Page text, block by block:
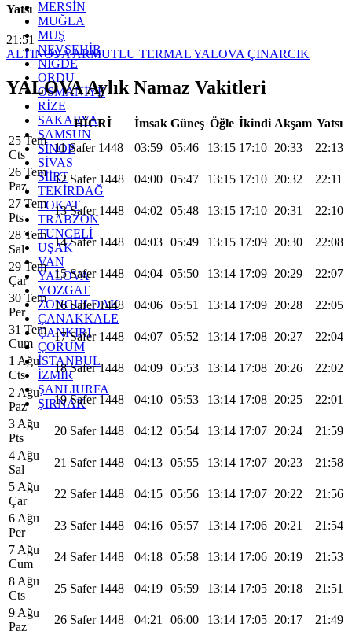
MERSİN
MUĞLA
MUŞ
NEVŞEHİR
NİĞDE
ORDU
OSMANİYE
RİZE
SAKARYA
SAMSUN
SİNOP
SİVAS
SİİRT
TEKİRDAĞ
TOKAT
TRABZON
TUNCELİ
UŞAK
VAN
YALOVA
YOZGAT
ZONGULDAK
ÇANAKKALE
ÇANKIRI
ÇORUM
İSTANBUL
İZMİR
ŞANLIURFA
ŞIRNAK
Yatsı
21:51
ALTINOVAARMUTLU TERMALYALOVA ÇINARCIK
YALOVA Aylık Namaz Vakitleri
HİCRİ İmsak Güneş Öğle İkindi Akşam Yatsı
25 Tem
Cts
11 Safer 1448 03:59 05:46 13:15 17:10 20:33
22:13
26 Tem
Paz
12 Safer 1448 04:00 05:47 13:15 17:10 20:32
22:11
27 Tem
Pts
13 Safer 1448 04:02 05:48 13:15 17:10 20:31
22:10
28 Tem
Sal
14 Safer 1448 04:03 05:49 13:15 17:09 20:30
22:08
29 Tem
Çar
15 Safer 1448 04:04 05:50 13:14 17:09 20:29
22:07
30 Tem
Per
16 Safer 1448 04:06 05:51 13:14 17:09 20:28
22:05
31 Tem
Cum
17 Safer 1448 04:07 05:52 13:14 17:08 20:27
22:04
1 Ağu
Cts
18 Safer 1448 04:09 05:53 13:14 17:08 20:26
22:02
2 Ağu
Paz
19 Safer 1448 04:10 05:53 13:14 17:08 20:25
22:01
3 Ağu
Pts
20 Safer 1448 04:12 05:54 13:14 17:07 20:24
21:59
4 Ağu
Sal
21 Safer 1448 04:13 05:55 13:14 17:07 20:23
21:58
5 Ağu
Çar
22 Safer 1448 04:15 05:56 13:14 17:07 20:22
21:56
6 Ağu
Per
23 Safer 1448 04:16 05:57 13:14 17:06 20:21
21:54
7 Ağu
Cum
24 Safer 1448 04:18 05:58 13:14 17:06 20:19
21:53
8 Ağu
Cts
25 Safer 1448 04:19 05:59 13:14 17:05 20:18
21:51
9 Ağu
Paz
26 Safer 1448 04:21 06:00 13:14 17:05 20:17
21:49